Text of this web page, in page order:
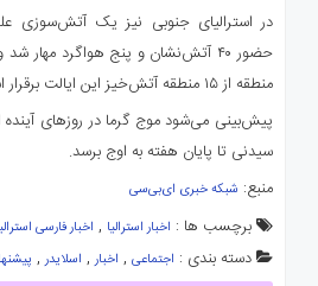
در استرالیای جنوبی نیز یک آتش‌سوزی
منطقه از ۱۵ منطقه آتش‌خیز این ایالت برقرار است.
پیش‌بینی می‌شود موج گرما در روزهای آینده
سیدنی تا پایان هفته به اوج برسد.
منبع: ‌ شبکه خبری ای‌بی‌سی
برچسب ها : اخبار استرالیا , اخبار فارسی
دسته بندی : اجتماعی, اخبار, اسلایدر,